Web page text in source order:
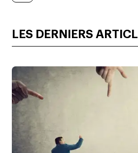
LES DERNIERS